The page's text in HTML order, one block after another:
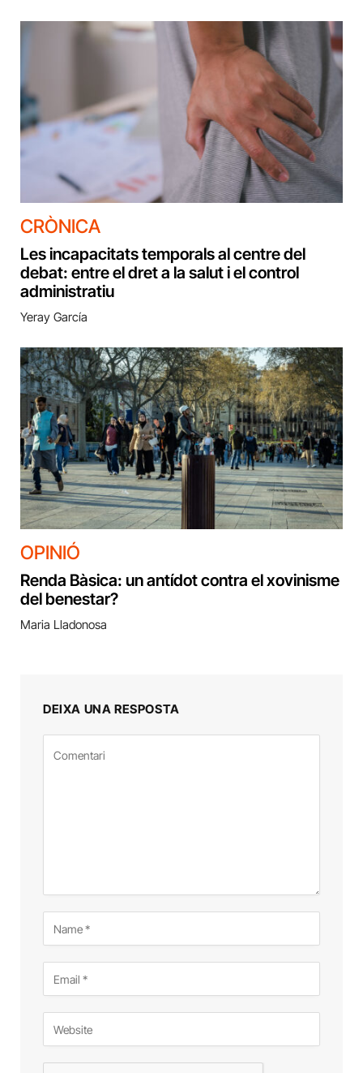
CRÒNICA
Les incapacitats temporals al centre del
debat: entre el dret a la salut i el control
administratiu
Yeray García
OPINIÓ
Renda Bàsica: un antídot contra el xovinisme
del benestar?
Maria Lladonosa
DEIXA UNA RESPOSTA